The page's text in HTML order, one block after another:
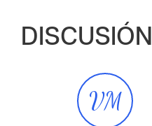
DISCUSIÓN
VM